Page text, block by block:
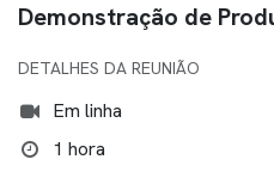
Demonstração de
DETALHES DA REUNIÃO
Em linha
1 hora